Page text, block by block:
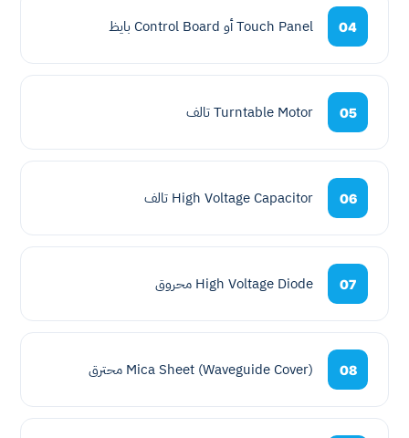
04 Touch Panel أو Control Board بايظ
05 Turntable Motor تالف
06 High Voltage Capacitor تالف
07 High Voltage Diode محروق
08 Mica Sheet (Waveguide Cover) محترق